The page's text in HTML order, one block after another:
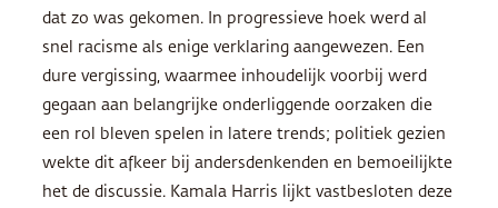
dat zo was gekomen. In progressieve hoek werd al
snel racisme als enige verklaring aangewezen. Een
dure vergissing, waarmee inhoudelijk voorbij werd
gegaan aan belangrijke onderliggende oorzaken die
een rol bleven spelen in latere trends; politiek gezien
wekte dit afkeer bij andersdenkenden en bemoeilijkte
het de discussie. Kamala Harris lijkt vastbesloten deze